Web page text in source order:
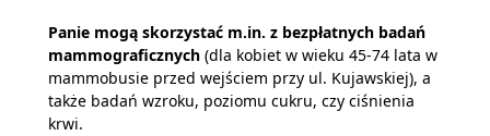
Panie mogą skorzystać m.in. z bezpłatnych badań
mammograficznych (dla kobiet w wieku 45-74 lata w
mammobusie przed wejściem przy ul. Kujawskiej), a
także badań wzroku, poziomu cukru, czy ciśnienia
krwi.